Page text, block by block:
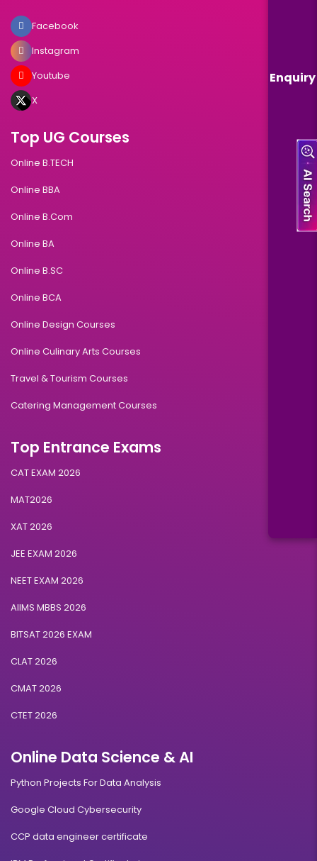
Enquiry
Facebook
Instagram
Youtube
X
Top UG Courses
Online B.TECH
Online BBA
Online B.Com
Online BA
Online B.SC
Online BCA
Online Design Courses
Online Culinary Arts Courses
Travel & Tourism Courses
Catering Management Courses
Top Entrance Exams
CAT EXAM 2026
MAT2026
XAT 2026
JEE EXAM 2026
NEET EXAM 2026
AIIMS MBBS 2026
BITSAT 2026 EXAM
CLAT 2026
CMAT 2026
CTET 2026
Online Data Science & AI
Python Projects For Data Analysis
Google Cloud Cybersecurity
CCP data engineer certificate